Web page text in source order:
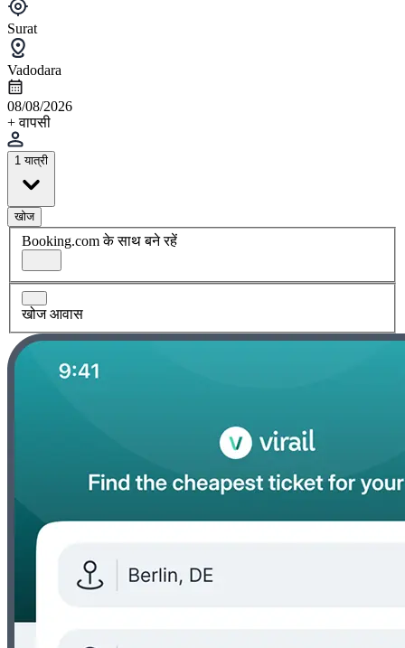
Surat
Vadodara
08/08/2026
+ वापसी
1 यात्री
खोज
Booking.com के साथ बने रहें
खोज आवास